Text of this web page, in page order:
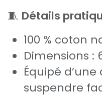
🧵 Détails
100 % coton
Dimensions :
Équipé
suspendre